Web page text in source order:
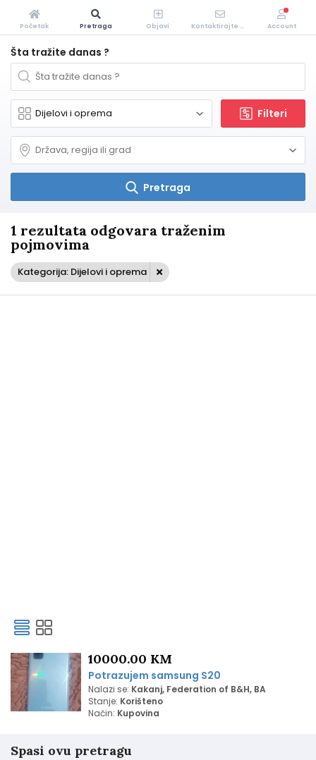
Šta tražite danas ?
Filteri
Pretraga
1 rezultata odgovara traženim
pojmovima
Kategorija: Dijelovi i oprema
10000.00 KM
Potrazujem samsung S20
Nalazi se: Kakanj, Federation of B&H, BA
Stanje: Korišteno
Način: Kupovina
Spasi ovu pretragu
Početak Pretraga Objavi Kontaktirajte Nas Account